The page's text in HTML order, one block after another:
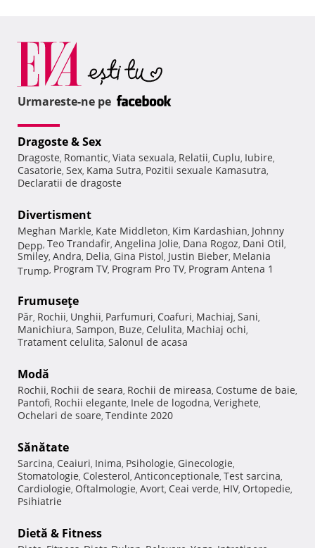
Urmareste-ne pe
Dragoste & Sex
Dragoste, Romantic, Viata sexuala, Relatii, Cuplu, Iubire,
Casatorie, Sex, Kama Sutra, Pozitii sexuale Kamasutra,
Declaratii de dragoste
Divertisment
Meghan Markle, Kate Middleton, Kim Kardashian, Johnny
Depp, Teo Trandafir, Angelina Jolie, Dana Rogoz, Dani Otil,
Smiley, Andra, Delia, Gina Pistol, Justin Bieber, Melania
Trump, Program TV, Program Pro TV, Program Antena 1
Frumuseţe
Păr, Rochii, Unghii, Parfumuri, Coafuri, Machiaj, Sani,
Manichiura, Sampon, Buze, Celulita, Machiaj ochi,
Tratament celulita, Salonul de acasa
Modă
Rochii, Rochii de seara, Rochii de mireasa, Costume de baie,
Pantofi, Rochii elegante, Inele de logodna, Verighete,
Ochelari de soare, Tendinte 2020
Sănătate
Sarcina, Ceaiuri, Inima, Psihologie, Ginecologie,
Stomatologie, Colesterol, Anticonceptionale, Test sarcina,
Cardiologie, Oftalmologie, Avort, Ceai verde, HIV, Ortopedie,
Psihiatrie
Dietă & Fitness